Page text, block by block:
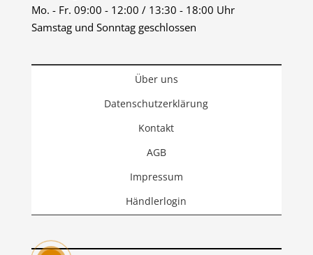
Mo. - Fr. 09:00 - 12:00 / 13:30 - 18:00 Uhr
Samstag und Sonntag geschlossen
Über uns
Datenschutzerklärung
Kontakt
AGB
Impressum
Händlerlogin